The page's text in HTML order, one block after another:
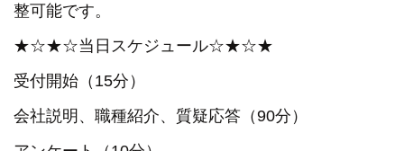
整可能です。
★☆★☆当日スケジュール☆★☆★
受付開始（15分）
会社説明、職種紹介、質疑応答（90分）